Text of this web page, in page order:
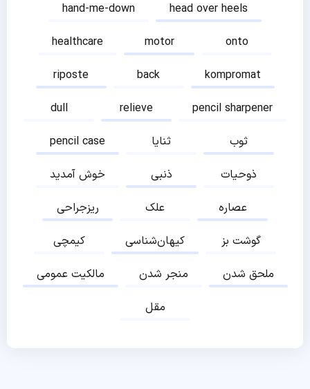
hand-me-down
head over heels
healthcare
motor
onto
riposte
back
kompromat
dull
relieve
pencil sharpener
pencil case
ثنایا
ثوب
خوش آمدید
ذنبی
ذوحیات
ریزجراحی
علک
عصاره
کیمچی
کیهان‌شناسی
گوشت بز
مالکیت عمومی
منجر شدن
ملحق شدن
مقل